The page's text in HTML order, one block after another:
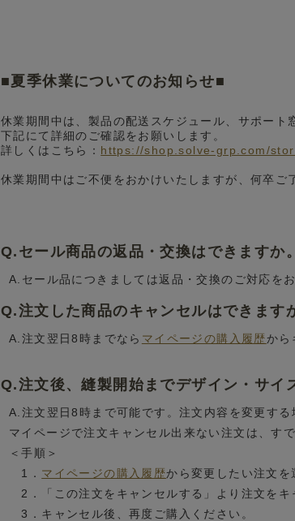
■夏季休業についてのお知らせ■
休業期間中は、製品の配送スケジュール、サポート
下記にて詳細のご確認をお願いします。
詳しくはこちら： https://shop.solve-grp.com/
休業期間中はご不便をおかけいたしますが、何卒ご
Q.セール商品の返品・交換はできますか。
A.セール品につきましては返品・交換のご対応を
Q.注文した商品のキャンセルはできます
A.注文翌日8時までなら マイページの購入履歴から
Q.注文後、縫製開始までデザイン・サイ
A.注文翌日8時まで可能です。注文内容を変更す
マイページで注文キャンセル出来ない注文は、す
＜手順＞
1． マイページの購入履歴から変更したい注文を
2．「この注文をキャンセルする」より注文をキ
3．キャンセル後、再度ご購入ください。